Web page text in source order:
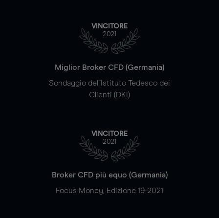
VINCITORE
2021
Miglior Broker CFD (Germania)
Sondaggio dell'Istituto Tedesco dei
Clienti (DKI)
VINCITORE
2021
Broker CFD più equo (Germania)
Focus Money, Edizione 19-2021